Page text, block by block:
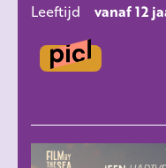
Leeftijd
vanaf 12